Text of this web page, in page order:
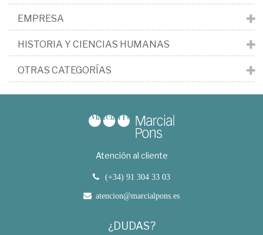
EMPRESA
HISTORIA Y CIENCIAS HUMANAS
OTRAS CATEGORÍAS
Atención al cliente
(+34) 91 304 33 03
atencion@marcialpons.es
¿DUDAS?